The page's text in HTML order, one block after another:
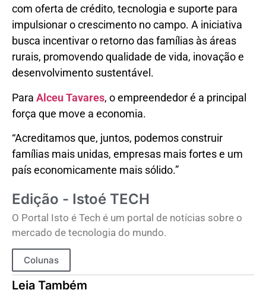
com oferta de crédito, tecnologia e suporte para
impulsionar o crescimento no campo. A iniciativa
busca incentivar o retorno das famílias às áreas
rurais, promovendo qualidade de vida, inovação e
desenvolvimento sustentável.
Para Alceu Tavares, o empreendedor é a principal
força que move a economia.
“Acreditamos que, juntos, podemos construir
famílias mais unidas, empresas mais fortes e um
país economicamente mais sólido.”
Edição - Istoé TECH
O Portal Isto é Tech é um portal de notícias sobre o
mercado de tecnologia do mundo.
Colunas
Leia Também